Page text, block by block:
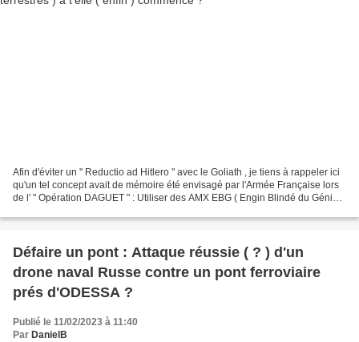
Afin d'éviter un " Reductio ad Hitlero " avec le Goliath , je tiens à rappeler ici
qu'un tel concept avait de mémoire été envisagé par l'Armée Française lors
de l' " Opération DAGUET " : Utiliser des AMX EBG ( Engin Blindé du Génie )
Défaire un pont : Attaque réussie ( ? ) d'un
drone naval Russe contre un pont ferroviaire
prés d'ODESSA ?
Publié le 11/02/2023 à 11:40
Par DanielB